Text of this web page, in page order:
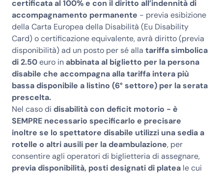
certificata al 100% e con il diritto all’indennità di
accompagnamento permanente - previa esibizione
della Carta Europea della Disabilità (Eu Disability
Card) o certificazione equivalente, avrà diritto (previa
disponibilità) ad un posto per sé alla tariffa simbolica
di 2.50euro in abbinata al biglietto per la persona
disabile che accompagna alla tariffa intera più
bassa disponibile a listino (6° settore) per la serata
prescelta.
Nel caso di disabilità con deficit motorio - è
SEMPRE necessario specificarlo e precisare
inoltre se lo spettatore disabile utilizzi una sedia a
rotelle o altri ausili per la deambulazione, per
consentire agli operatori di biglietteria di assegnare,
previa disponibilità, posti designati di platea le cui